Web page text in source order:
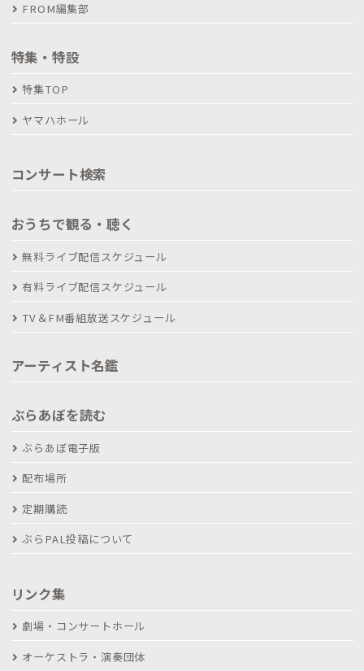
FROM編集部
特集・特設
特集TOP
ヤマハホール
コンサート検索
おうちで観る・聴く
無料ライブ配信スケジュール
有料ライブ配信スケジュール
TV＆FM番組放送スケジュール
アーティスト名鑑
ぶらあぼを読む
ぶらあぼ電子版
配布場所
定期購読
ぶらPAL投稿について
リンク集
劇場・コンサートホール
オーケストラ・演奏団体